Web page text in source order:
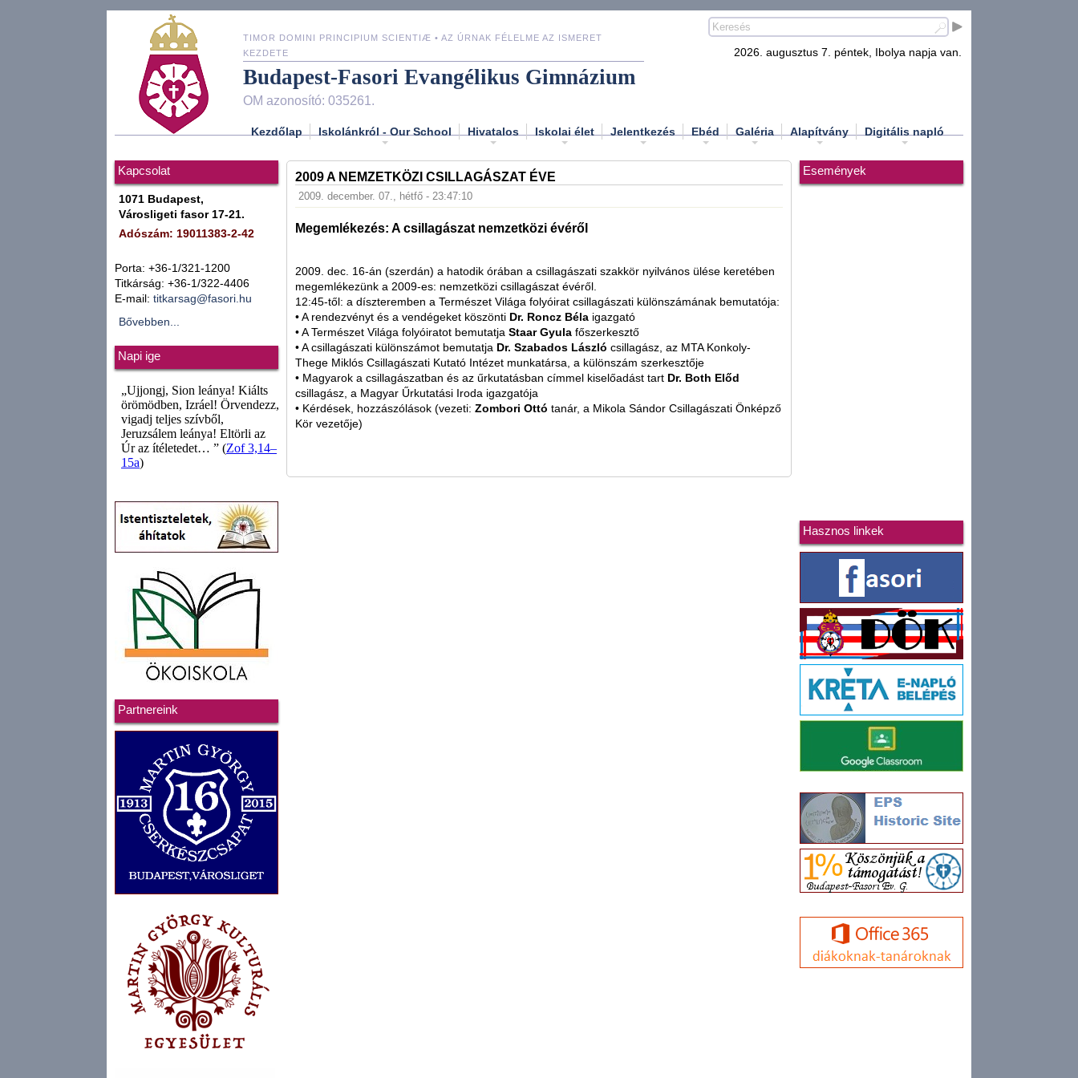
TIMOR DOMINI PRINCIPIUM SCIENTIÆ • AZ ÚRNAK FÉLELME AZ ISMERET
KEZDETE
Budapest-Fasori Evangélikus Gimnázium
OM azonosító: 035261.
2026. augusztus 7. péntek, Ibolya napja van.
Kezdőlap Iskolánkról - Our School Hivatalos Iskolai élet Jelentkezés Ebéd Galéria Alapítvány Digitális napló
Kapcsolat
1071 Budapest,
Városligeti fasor 17-21.
Adószám: 19011383-2-42
Porta: +36-1/321-1200
Titkárság: +36-1/322-4406
E-mail: titkarsag@fasori.hu
Bővebben...
Napi ige
Partnereink
2009 A NEMZETKÖZI CSILLAGÁSZAT ÉVE
2009. december. 07., hétfő - 23:47:10
Megemlékezés: A csillagászat nemzetközi évéről
2009. dec. 16-án (szerdán) a hatodik órában a csillagászati szakkör nyilvános ülése keretében
megemlékezünk a 2009-es: nemzetközi csillagászat évéről.
12:45-től: a díszteremben a Természet Világa folyóirat csillagászati különszámának bemutatója:
• A rendezvényt és a vendégeket köszönti Dr. Roncz Béla igazgató
• A Természet Világa folyóiratot bemutatja Staar Gyula főszerkesztő
• A csillagászati különszámot bemutatja Dr. Szabados László csillagász, az MTA Konkoly-
Thege Miklós Csillagászati Kutató Intézet munkatársa, a különszám szerkesztője
• Magyarok a csillagászatban és az űrkutatásban címmel kiselőadást tart Dr. Both Előd
csillagász, a Magyar Űrkutatási Iroda igazgatója
• Kérdések, hozzászólások (vezeti: Zombori Ottó tanár, a Mikola Sándor Csillagászati Önképző
Kör vezetője)
Események
Hasznos linkek